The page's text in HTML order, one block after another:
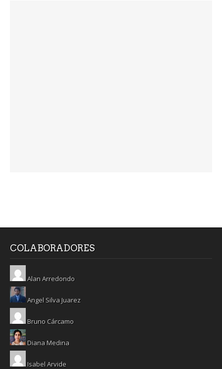
COLABORADORES
Alan Arredondo
Angel Silva Juarez
Bruno Cárcamo
Diana Medina
Isabel Arvide